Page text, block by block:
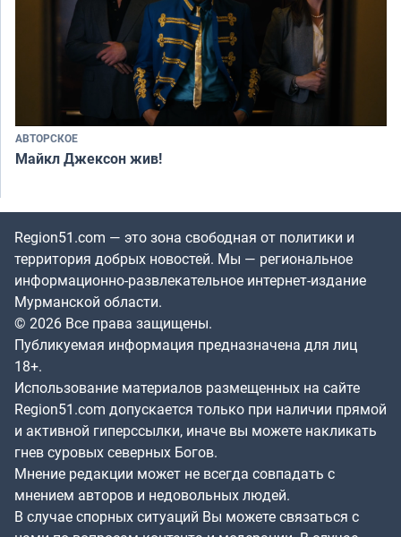
АВТОРСКОЕ
Майкл Джексон жив!
Region51.com — это зона свободная от политики и
территория добрых новостей. Мы — региональное
информационно-развлекательное интернет-издание
Мурманской области.
© 2026 Все права защищены.
Публикуемая информация предназначена для лиц
18+.
Использование материалов размещенных на сайте
Region51.com допускается только при наличии прямой
и активной гиперссылки, иначе вы можете накликать
гнев суровых северных Богов.
Мнение редакции может не всегда совпадать с
мнением авторов и недовольных людей.
В случае спорных ситуаций Вы можете связаться с